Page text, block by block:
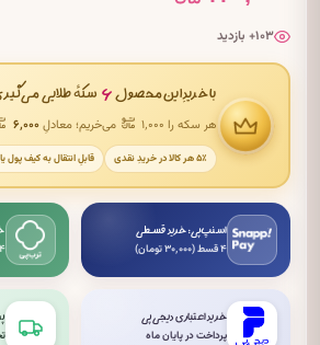
۱۰۳+ بازدید
با خریدِ این محصول ۶ سکهٔ طلایی
هر سکه را ۱٬۰۰۰ می‌خریم؛ معادلِ۶٬۰۰۰
۵٪ هر کالا در خریدِ نقدی قابلِ انتقال به کیف پول
اسنپ‌پی: خرید قسطی
۴ قسط (۳۰٬۰۰۰ تومان) ۴ قسط (۳۰٬۰۰۰ تومان)
خرید اعتباری دیجی‌پی
پرداخت در پایان ماه